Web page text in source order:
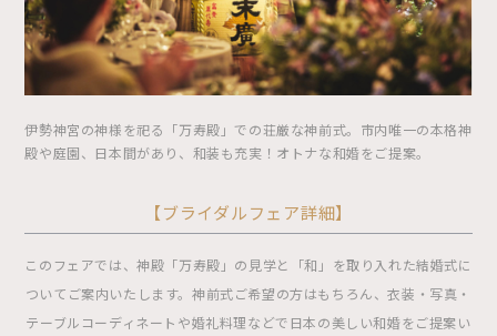
伊勢神宮の神様を祀る「万寿殿」での荘厳な神前式。市内唯一の本格神
殿や庭園、日本間があり、和装も充実！オトナな和婚をご提案。
【ブライダルフェア詳細】
このフェアでは、神殿「万寿殿」の見学と「和」を取り入れた結婚式に
ついてご案内いたします。神前式ご希望の方はもちろん、衣装・写真・
テーブルコーディネートや婚礼料理などで日本の美しい和婚をご提案い